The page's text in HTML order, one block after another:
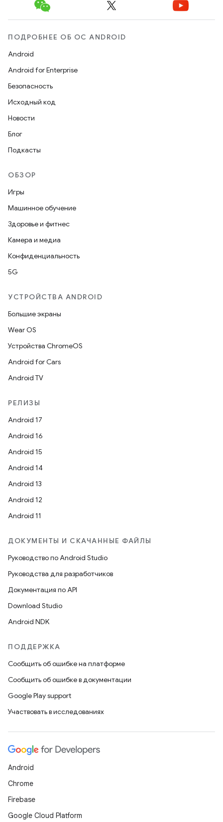
ПОДРОБНЕЕ ОБ ОС ANDROID
Android
Android for Enterprise
Безопасность
Исходный код
Новости
Блог
Подкасты
ОБЗОР
Игры
Машинное обучение
Здоровье и фитнес
Камера и медиа
Конфиденциальность
5G
УСТРОЙСТВА ANDROID
Большие экраны
Wear OS
Устройства ChromeOS
Android for Cars
Android TV
РЕЛИЗЫ
Android 17
Android 16
Android 15
Android 14
Android 13
Android 12
Android 11
ДОКУМЕНТЫ И СКАЧАННЫЕ ФАЙЛЫ
Руководство по Android Studio
Руководства для разработчиков
Документация по API
Download Studio
Android NDK
ПОДДЕРЖКА
Сообщить об ошибке на платформе
Сообщить об ошибке в документации
Google Play support
Участвовать в исследованиях
Android
Chrome
Firebase
Google Cloud Platform